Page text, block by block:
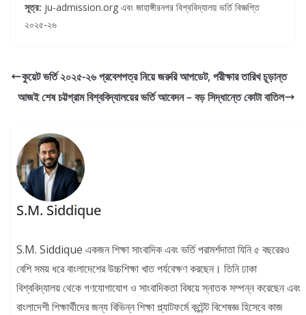
সূত্র: ju-admission.org এবং জাহাঙ্গীরনগর বিশ্ববিদ্যালয় ভর্তি বিজ্ঞপ্তি
২০২৫-২৬
কুয়েট ভর্তি ২০২৫-২৬ প্রবেশপত্র নিয়ে জরুরি আপডেট, পরীক্ষার তারিখ চূড়ান্ত
আজই শেষ চট্টগ্রাম বিশ্ববিদ্যালয়ের ভর্তি আবেদন – বড় সিদ্ধান্তে কোটা বাতিল
S.M. Siddique
S.M. Siddique একজন শিক্ষা সাংবাদিক এবং ভর্তি পরামর্শদাতা যিনি ৫ বছরেরও
বেশি সময় ধরে বাংলাদেশের উচ্চশিক্ষা খাত পর্যবেক্ষণ করছেন। তিনি ঢাকা
বিশ্ববিদ্যালয় থেকে গণযোগাযোগ ও সাংবাদিকতা বিষয়ে স্নাতক সম্পন্ন করেছেন এবং
বাংলাদেশী শিক্ষার্থীদের জন্য বিভিন্ন শিক্ষা প্ল্যাটফর্মে কন্টেন্ট বিশেষজ্ঞ হিসেবে কাজ